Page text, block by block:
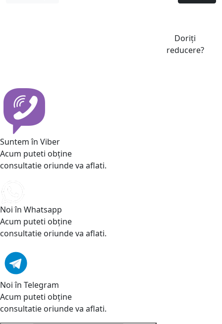
Doriți
reducere?
Suntem în Viber
Acum puteti obține
consultatie oriunde va aflati.
Noi în Whatsapp
Acum puteti obține
consultatie oriunde va aflati.
Noi în Telegram
Acum puteti obține
consultatie oriunde va aflati.